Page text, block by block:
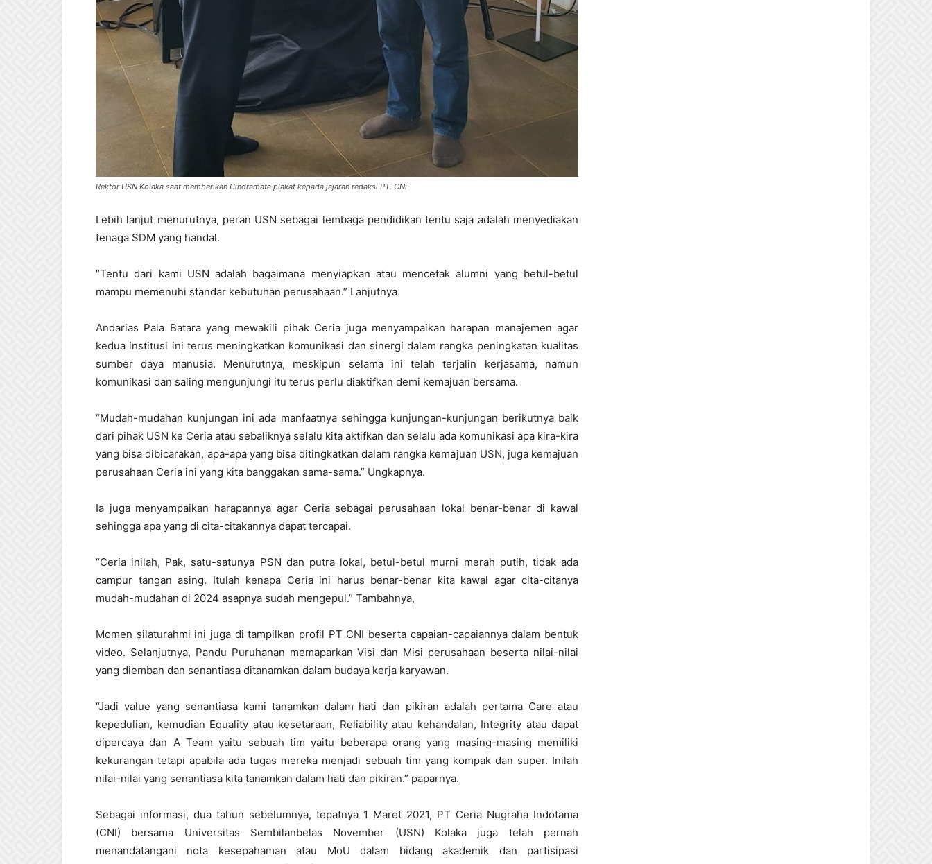
Rektor USN Kolaka saat memberikan Cindramata plakat kepada jajaran redaksi PT. CNi
Lebih lanjut menurutnya, peran USN sebagai lembaga pendidikan tentu saja adalah menyediakan
tenaga SDM yang handal.
“Tentu dari kami USN adalah bagaimana menyiapkan atau mencetak alumni yang betul-betul
mampu memenuhi standar kebutuhan perusahaan.” Lanjutnya.
Andarias Pala Batara yang mewakili pihak Ceria juga menyampaikan harapan manajemen agar
kedua institusi ini terus meningkatkan komunikasi dan sinergi dalam rangka peningkatan kualitas
sumber daya manusia. Menurutnya, meskipun selama ini telah terjalin kerjasama, namun
komunikasi dan saling mengunjungi itu terus perlu diaktifkan demi kemajuan bersama.
“Mudah-mudahan kunjungan ini ada manfaatnya sehingga kunjungan-kunjungan berikutnya baik
dari pihak USN ke Ceria atau sebaliknya selalu kita aktifkan dan selalu ada komunikasi apa kira-kira
yang bisa dibicarakan, apa-apa yang bisa ditingkatkan dalam rangka kemajuan USN, juga kemajuan
perusahaan Ceria ini yang kita banggakan sama-sama.” Ungkapnya.
Ia juga menyampaikan harapannya agar Ceria sebagai perusahaan lokal benar-benar di kawal
sehingga apa yang di cita-citakannya dapat tercapai.
“Ceria inilah, Pak, satu-satunya PSN dan putra lokal, betul-betul murni merah putih, tidak ada
campur tangan asing. Itulah kenapa Ceria ini harus benar-benar kita kawal agar cita-citanya
mudah-mudahan di 2024 asapnya sudah mengepul.” Tambahnya,
Momen silaturahmi ini juga di tampilkan profil PT CNI beserta capaian-capaiannya dalam bentuk
video. Selanjutnya, Pandu Puruhanan memaparkan Visi dan Misi perusahaan beserta nilai-nilai
yang diemban dan senantiasa ditanamkan dalam budaya kerja karyawan.
“Jadi value yang senantiasa kami tanamkan dalam hati dan pikiran adalah pertama Care atau
kepedulian, kemudian Equality atau kesetaraan, Reliability atau kehandalan, Integrity atau dapat
dipercaya dan A Team yaitu sebuah tim yaitu beberapa orang yang masing-masing memiliki
kekurangan tetapi apabila ada tugas mereka menjadi sebuah tim yang kompak dan super. Inilah
nilai-nilai yang senantiasa kita tanamkan dalam hati dan pikiran.” paparnya.
Sebagai informasi, dua tahun sebelumnya, tepatnya 1 Maret 2021, PT Ceria Nugraha Indotama
(CNI) bersama Universitas Sembilanbelas November (USN) Kolaka juga telah pernah
menandatangani nota kesepahaman atau MoU dalam bidang akademik dan partisipasi